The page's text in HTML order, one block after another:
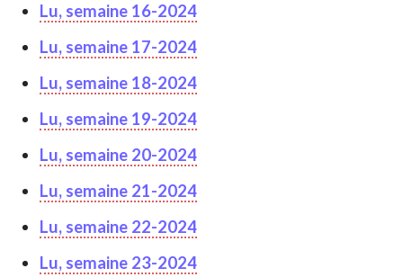
Lu, semaine 16-2024
Lu, semaine 17-2024
Lu, semaine 18-2024
Lu, semaine 19-2024
Lu, semaine 20-2024
Lu, semaine 21-2024
Lu, semaine 22-2024
Lu, semaine 23-2024